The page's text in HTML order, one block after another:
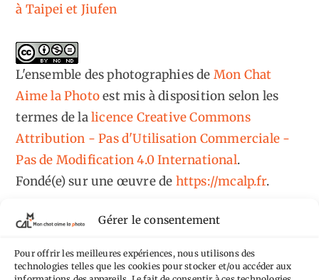
Gérer le consentement
Pour offrir les meilleures expériences, nous utilisons des
technologies telles que les cookies pour stocker et/ou accéder aux
à Taipei et Jiufen
L'ensemble des photographiesde Mon Chat
Aime la Photoest mis à disposition selon les
termes de lalicence Creative Commons
Attribution - Pas d'Utilisation Commerciale -
Pas de Modification 4.0 International.
Fondé(e) sur une œuvre de https://mcalp.fr.